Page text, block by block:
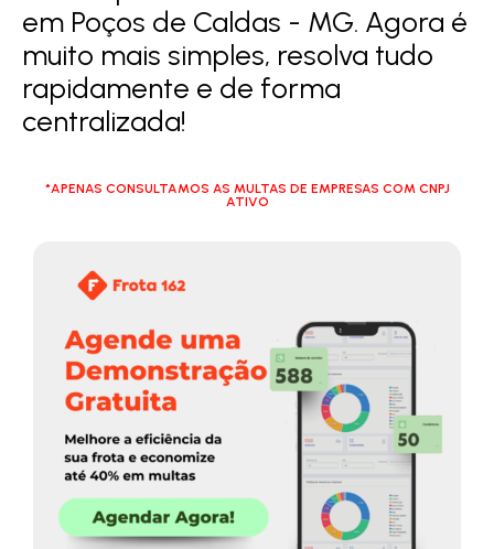
em Poços de Caldas - MG. Agora é
muito mais simples, resolva tudo
rapidamente e de forma
centralizada!
*APENAS CONSULTAMOS AS MULTAS DE EMPRESAS COM CNPJ
ATIVO